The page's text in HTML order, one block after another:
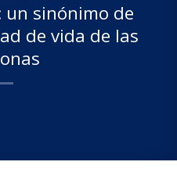
sinónimo de
de vida de las